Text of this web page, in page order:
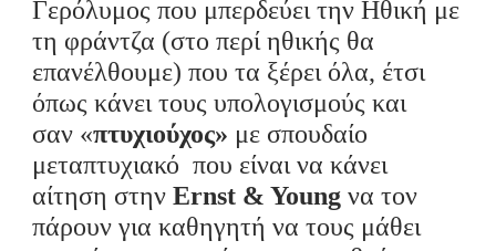
Γερόλυμος που μπερδεύει την Ηθική με
τη φράντζα (στο περί ηθικής θα
επανέλθουμε) που τα ξέρει όλα, έτσι
όπως κάνει τους υπολογισμούς και
σαν «πτυχιούχος» με σπουδαίο
μεταπτυχιακό που είναι να κάνει
αίτηση στην Ernst & Young να τον
πάρουν για καθηγητή να τους μάθει